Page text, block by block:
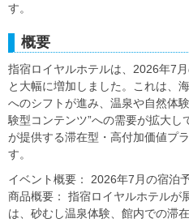
す。
概要
指宿ロイヤルホテルは、2026年7
と大幅に増加しました。これは、
へのシフトが進み、温泉や自然体
験型コンテンツ”への需要が拡大
が提供する滞在型・高付加価値プ
す。
イベント概要： 2026年7月の宿泊
商品概要： 指宿ロイヤルホテルが
は、砂むし温泉体験、館内での滞